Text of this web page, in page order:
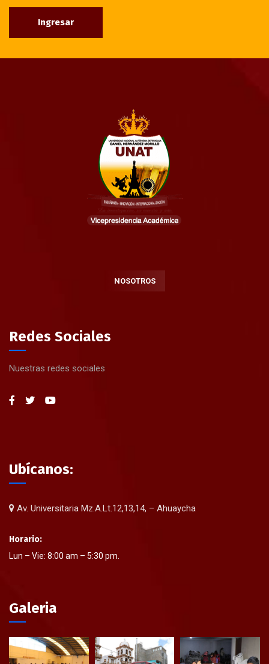
Ingresar
NOSOTROS
Redes Sociales
Nuestras redes sociales
Ubícanos:
Av. Universitaria Mz.A.Lt.12,13,14, – Ahuaycha
Horario:
Lun – Vie: 8:00 am – 5:30 pm.
Galeria